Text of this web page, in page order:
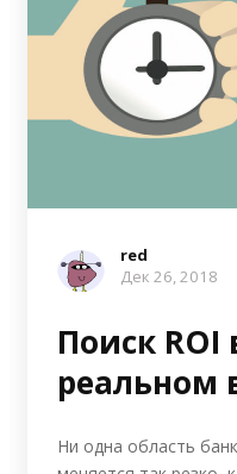
red
Дек 26, 2018
Поиск ROI
реальном
Ни одна область